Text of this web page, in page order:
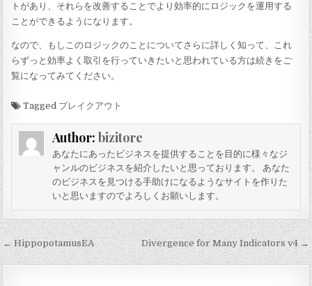
トがあり、それらを改善することでより効率的にロジックを運用する
ことができるようになります。
なので、もしこのロジックのことについてさらに詳しく知って、これ
らずっと効率よく取引を行っていきたいと思われている方は続きをご
覧になってみてください。
Tagged ブレイクアウト
Author: bizitore
あなたにあったビジネスを提供することを目的に様々なジ
ャンルのビジネスを紹介したいと思っております。 あなた
のビジネスを見つける手助けになるようなサイトを作りた
いと思いますのでよろしくお願いします。
投
稿
← HippopotamusEA Divergence for Many Indicators v4 →